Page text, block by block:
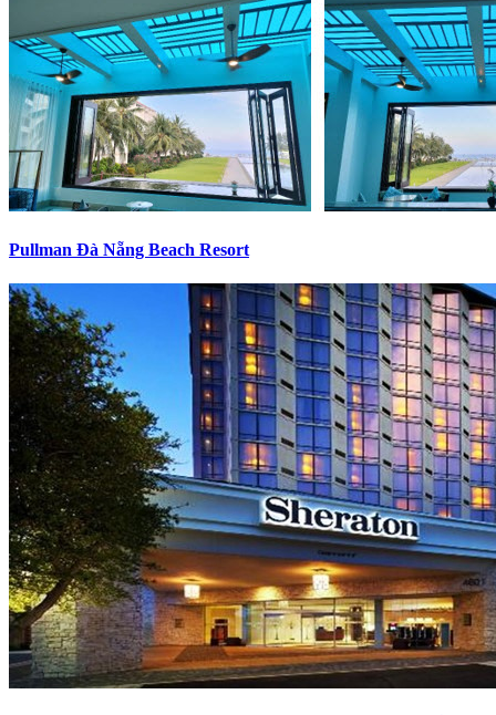
Pullman Đà Nẵng Beach Resort